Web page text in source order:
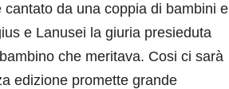
da una coppia di bambini e
e Lanusei la giuria presieduta
che meritava. Cosi ci sarà
edizione promette grande